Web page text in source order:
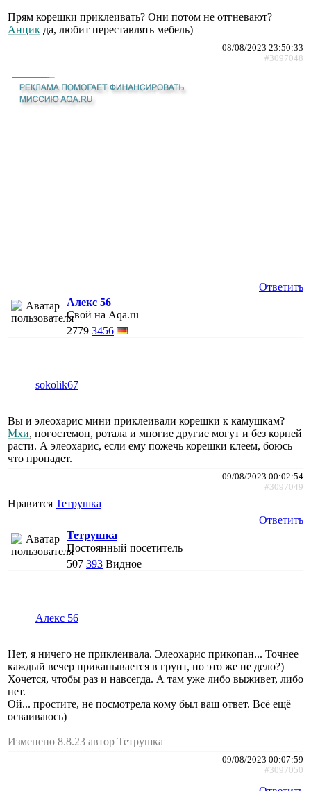
Прям корешки приклеивать? Они потом не отгневают?
Анцик да, любит переставлять мебель)
08/08/2023 23:50:33
#3097048
Ответить
Алекс 56
Свой на Aqa.ru
2779 3456
sokolik67
Вы и элеохарис мини приклеивали корешки к камушкам?
Мхи, погостемон, ротала и многие другие могут и без корней
расти. А элеохарис, если ему пожечь корешки клеем, боюсь
что пропадет.
09/08/2023 00:02:54
#3097049
Нравится Тетрушка
Ответить
Тетрушка
Постоянный посетитель
507 393 Видное
Алекс 56
Нет, я ничего не приклеивала. Элеохарис прикопан... Точнее
каждый вечер прикапывается в грунт, но это же не дело?)
Хочется, чтобы раз и навсегда. А там уже либо выживет, либо
нет.
Ой... простите, не посмотрела кому был ваш ответ. Всё ещё
осваиваюсь)
Изменено 8.8.23 автор Тетрушка
09/08/2023 00:07:59
#3097050